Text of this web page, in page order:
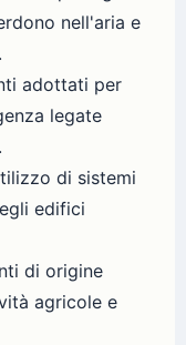
nell'aria e
adottati per
legate
di sistemi
edifici
di origine
agricole e